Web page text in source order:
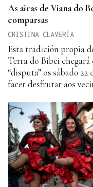
As airas de Viana do
comparsas
CRISTINA CLAVERÍA
Esta tradición propia
Terra do Bibei chegará
“disputa” os sábado
facer desfrutar aos